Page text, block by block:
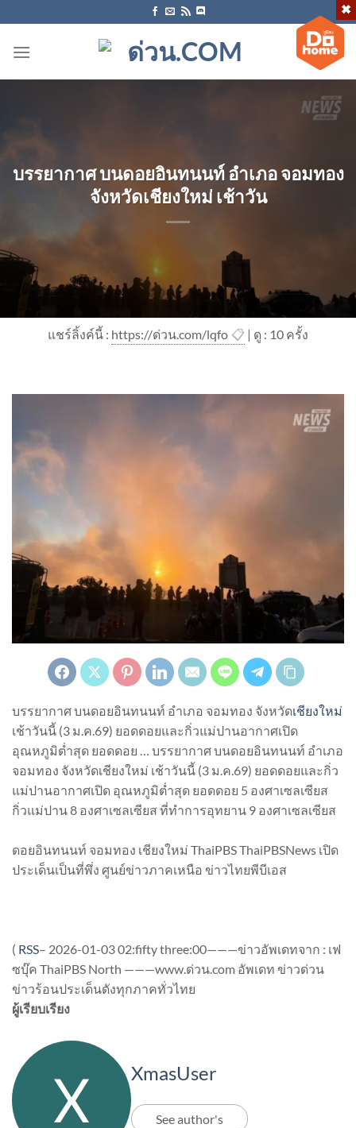
ไป
บรรยากาศ บนดอยอินทนนท์ อำเภอ จอมทอง
จังหวัดเชียงใหม่ เช้าวัน
แชร์ลิ้งค์นี้ : https://ด่วน.com/lqfo 📋 | ดู : 10 ครั้ง
บรรยากาศ บนดอยอินทนนท์ อำเภอ จอมทอง จังหวัดเชียงใหม่
เช้าวันนี้ (3 ม.ค.69) ยอดดอยและกิ่วแม่ปานอากาศเปิด
อุณหภูมิต่ำสุด ยอดดอย … บรรยากาศ บนดอยอินทนนท์ อำเภอ
จอมทอง จังหวัดเชียงใหม่ เช้าวันนี้ (3 ม.ค.69) ยอดดอยและกิ่ว
แม่ปานอากาศเปิด อุณหภูมิต่ำสุด ยอดดอย 5 องศาเซลเซียส
กิ่วแม่ปาน 8 องศาเซลเซียส ที่ทำการอุทยาน 9 องศาเซลเซียส
ดอยอินทนนท์ จอมทอง เชียงใหม่ ThaiPBS ThaiPBSNews เปิด
ประเด็นเป็นที่พึ่ง ศูนย์ข่าวภาคเหนือ ข่าวไทยพีบีเอส
( RSS– 2026-01-03 02:fifty three:00———ข่าวอัพเดทจาก : เฟ
ซบุ๊ค ThaiPBS North ———www.ด่วน.com อัพเดท ข่าวด่วน
ข่าวร้อนประเด็นดังทุกภาคทั่วไทย
ผู้เรียบเรียง
XmasUser
See author's